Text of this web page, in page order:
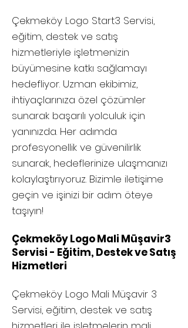
Çekmeköy Logo Start3 Servisi,
eğitim, destek ve satış
hizmetleriyle işletmenizin
büyümesine katkı sağlamayı
hedefliyor. Uzman ekibimiz,
ihtiyaçlarınıza özel çözümler
sunarak başarılı yolculuk için
yanınızda. Her adımda
profesyonellik ve güvenilirlik
sunarak, hedeflerinize ulaşmanızı
kolaylaştırıyoruz. Bizimle iletişime
geçin ve işinizi bir adım öteye
taşıyın!
Çekmeköy Logo Mali Müşavir3
Servisi - Eğitim, Destek ve Satış
Hizmetleri
Çekmeköy Logo Mali Müşavir 3
Servisi, eğitim, destek ve satış